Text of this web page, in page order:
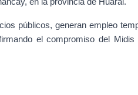
públicos, generan empleo
el compromiso del